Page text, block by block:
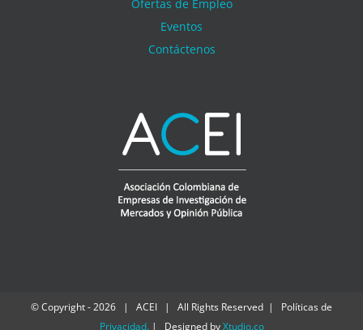
Ofertas de Empleo
Eventos
Contáctenos
© Copyright -2026 | ACEI | All Rights Reserved | Políticas de
Privacidad. | Designed byXtudio.co